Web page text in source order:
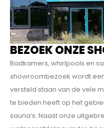
Badkamers, whirlpools en
showroombezoek wordt
versteld staan van de vele
te bieden heeft op het
sauna’s. Naast onze
wellnessafdeling vind je bij
eigen keukenafdeling waar
en buitenkeukens van
inmiddels meer dan 25 jaar
geworden op het gebied